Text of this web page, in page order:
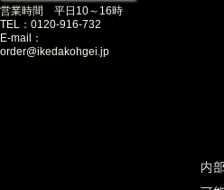
営業時間 平日10～16時
TEL：0120-916-732
E-mail：
order@ikedakohgei.jp